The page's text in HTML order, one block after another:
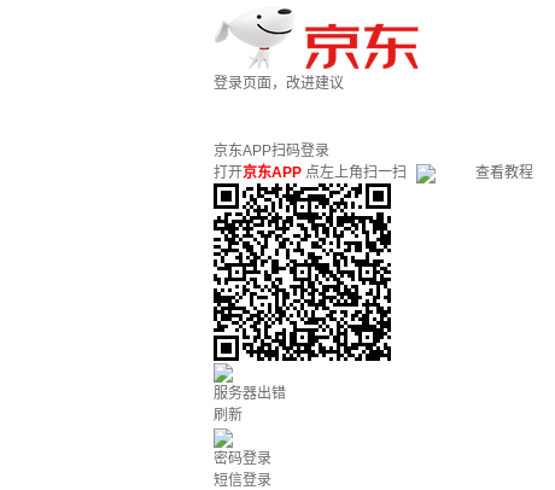
登录页面，改进建议
京东APP扫码登录
打开京东APP 点左上角扫一扫 查看教程
服务器出错
刷新
密码登录
短信登录